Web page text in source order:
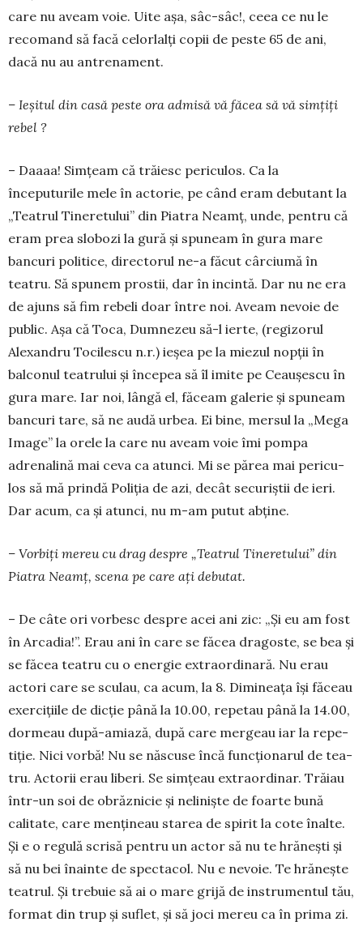
care nu aveam voie. Uite așa, sâc-sâc!, ceea ce nu le
recomand să facă celorlalţi copii de peste 65 de ani,
dacă nu au antrenament.
– Ieșitul din casă peste ora admisă vă făcea să vă simţiţi
rebel ?
– Daaaa! Simţeam că trăiesc periculos. Ca la
începuturile mele în actorie, pe când eram debutant la
„Teatrul Tineretului” din Piatra Neamţ, unde, pen­tru că
eram prea slobozi la gură și spuneam în gura mare
bancuri politice, directorul ne-a făcut cârciumă în
teatru. Să spunem prostii, dar în incin­tă. Dar nu ne era
de ajuns să fim rebeli doar între noi. Aveam nevoie de
public. Așa că Toca, Dum­nezeu să-l ierte, (regizorul
Alexandru Toci­lescu n.r.) ieșea pe la miezul nopţii în
balconul teatrului și începea să îl imite pe Ceaușescu în
gura mare. Iar noi, lângă el, făceam galerie și spuneam
bancuri tare, să ne audă urbea. Ei bine, mersul la „Mega
Image” la orele la care nu aveam voie îmi pompa
adrenalină mai ceva ca atunci. Mi se părea mai pericu­
los să mă prindă Poliţia de azi, decât securiștii de ieri.
Dar acum, ca și atunci, nu m-am putut abţine.
– Vorbiţi mereu cu drag despre „Teatrul Tine­re­tului” din
Piatra Neamţ, scena pe care aţi debutat.
– De câte ori vorbesc despre acei ani zic: „Şi eu am fost
în Arcadia!”. Erau ani în care se fă­cea dragoste, se bea şi
se fă­cea teatru cu o energie extraor­dinară. Nu erau
actori care se sculau, ca acum, la 8. Dimi­nea­ța îşi făceau
exerciţiile de dicţie până la 10.00, repetau până la 14.00,
dormeau după-amiază, după care mergeau iar la repe­
tiţie. Nici vorbă! Nu se născuse încă funcţionarul de tea­
tru. Ac­torii erau liberi. Se sim­ţeau ex­traordinar. Trăiau
într-un soi de obrăz­nicie şi neli­nişte de foarte bună
calitate, care menţi­neau sta­rea de spirit la cote înal­te.
Și e o regulă scrisă pentru un actor să nu te hrănești și
să nu bei înainte de spectacol. Nu e nevoie. Te hră­neș­­te
tea­trul. Și trebuie să ai o mare grijă de in­strumentul tău,
format din trup și suflet, și să joci mereu ca în prima zi.